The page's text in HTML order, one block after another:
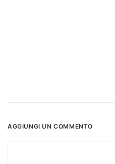
AGGIUNGI UN COMMENTO